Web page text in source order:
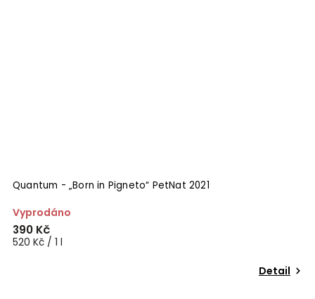
Quantum - „Born in Pigneto“ PetNat 2021
Vyprodáno
390 Kč
520 Kč / 1 l
Detail